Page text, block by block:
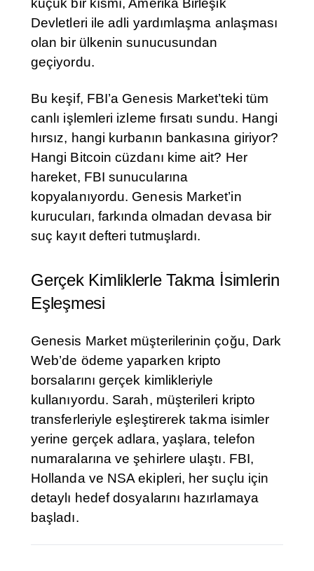
küçük bir kısmı, Amerika Birleşik
Devletleri ile adli yardımlaşma anlaşması
olan bir ülkenin sunucusundan
geçiyordu.
Bu keşif, FBI’a Genesis Market’teki tüm
canlı işlemleri izleme fırsatı sundu. Hangi
hırsız, hangi kurbanın bankasına giriyor?
Hangi Bitcoin cüzdanı kime ait? Her
hareket, FBI sunucularına
kopyalanıyordu. Genesis Market’in
kurucuları, farkında olmadan devasa bir
suç kayıt defteri tutmuşlardı.
Gerçek Kimliklerle Takma İsimlerin
Eşleşmesi
Genesis Market müşterilerinin çoğu, Dark
Web’de ödeme yaparken kripto
borsalarını gerçek kimlikleriyle
kullanıyordu. Sarah, müşterileri kripto
transferleriyle eşleştirerek takma isimler
yerine gerçek adlara, yaşlara, telefon
numaralarına ve şehirlere ulaştı. FBI,
Hollanda ve NSA ekipleri, her suçlu için
detaylı hedef dosyalarını hazırlamaya
başladı.